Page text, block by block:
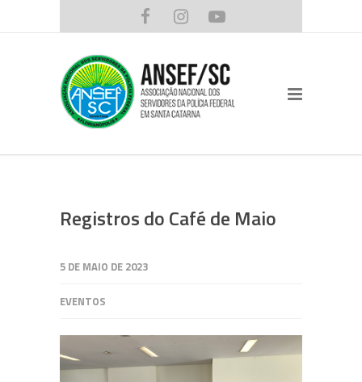
Registros do Café de Maio
5 DE MAIO DE 2023
EVENTOS